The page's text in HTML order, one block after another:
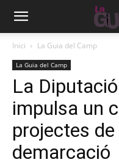
Inici La Guia del Camp
La Guia del Camp
La
impulsa un
projectes
demarcació